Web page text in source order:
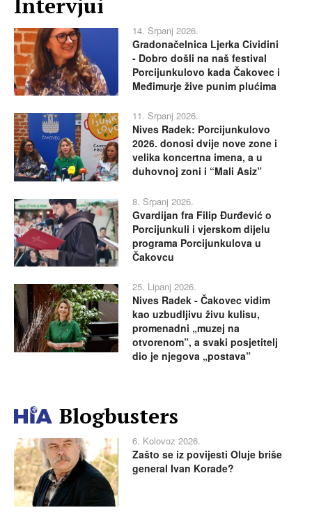
14. Srpanj 2026.
Gradonačelnica Ljerka Cividini
- Dobro došli na naš festival
Porcijunkulovo kada Čakovec i
Međimurje žive punim plućima
11. Srpanj 2026.
Nives Radek: Porcijunkulovo
2026. donosi dvije nove zone i
velika koncertna imena, a u
duhovnoj zoni i “Mali Asiz”
8. Srpanj 2026.
Gvardijan fra Filip Đurđević o
Porcijunkuli i vjerskom dijelu
programa Porcijunkulova u
Čakovcu
25. Lipanj 2026.
Nives Radek - Čakovec vidim
kao uzbudljivu živu kulisu,
promenadni „muzej na
otvorenom”, a svaki posjetitelj
dio je njegova „postava”
Blogbusters
6. Kolovoz 2026.
Zašto se iz povijesti Oluje briše
general Ivan Korade?